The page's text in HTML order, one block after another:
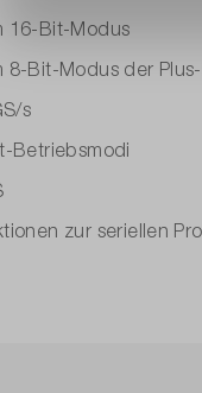
16-Bit-Modus
8-Bit-Modus der
s
Betriebsmodi
zur seriellen